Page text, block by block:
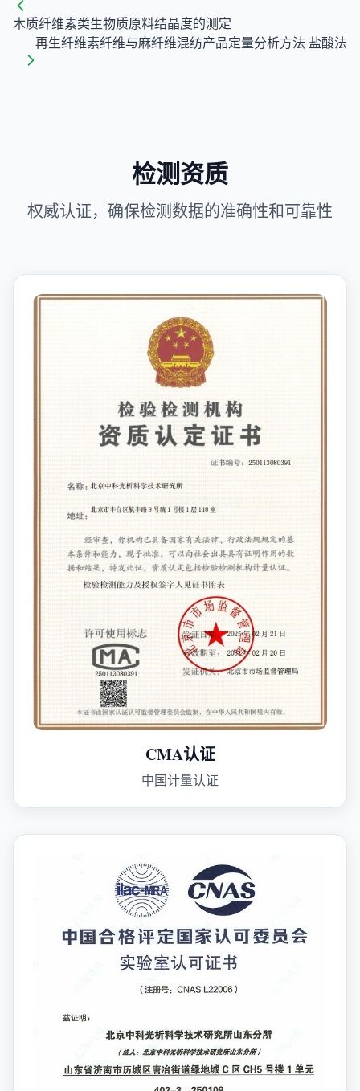
木质纤维素类生物质原料结晶度的测定
再生纤维素纤维与麻纤维混纺产品定量分析方法 盐酸法
检测资质
权威认证，确保检测数据的准确性和可靠性
CMA认证
中国计量认证